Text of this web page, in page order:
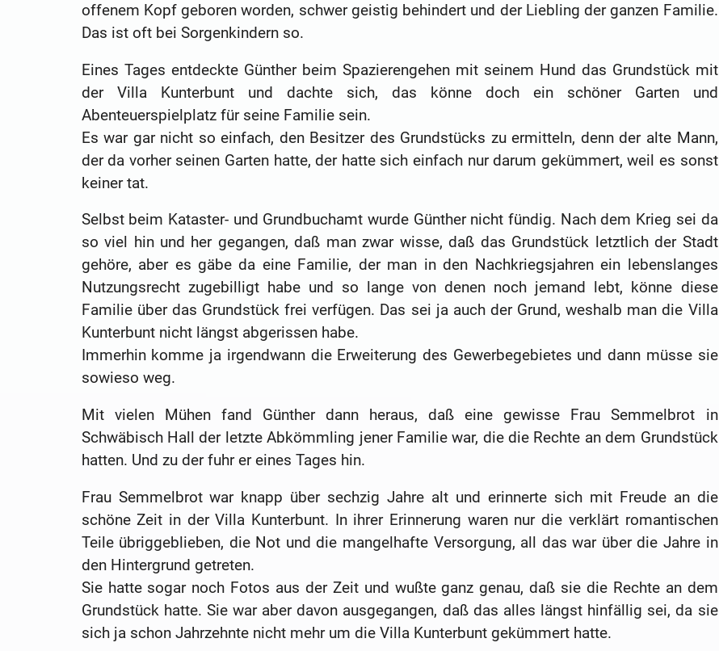
offenem Kopf geboren worden, schwer geistig behindert und der Liebling der ganzen Familie.
Das ist oft bei Sorgenkindern so.
Eines Tages entdeckte Günther beim Spazierengehen mit seinem Hund das Grundstück mit
der Villa Kunterbunt und dachte sich, das könne doch ein schöner Garten und
Abenteuerspielplatz für seine Familie sein.
Es war gar nicht so einfach, den Besitzer des Grundstücks zu ermitteln, denn der alte Mann,
der da vorher seinen Garten hatte, der hatte sich einfach nur darum gekümmert, weil es sonst
keiner tat.
Selbst beim Kataster- und Grundbuchamt wurde Günther nicht fündig. Nach dem Krieg sei da
so viel hin und her gegangen, daß man zwar wisse, daß das Grundstück letztlich der Stadt
gehöre, aber es gäbe da eine Familie, der man in den Nachkriegsjahren ein lebenslanges
Nutzungsrecht zugebilligt habe und so lange von denen noch jemand lebt, könne diese
Familie über das Grundstück frei verfügen. Das sei ja auch der Grund, weshalb man die Villa
Kunterbunt nicht längst abgerissen habe.
Immerhin komme ja irgendwann die Erweiterung des Gewerbegebietes und dann müsse sie
sowieso weg.
Mit vielen Mühen fand Günther dann heraus, daß eine gewisse Frau Semmelbrot in
Schwäbisch Hall der letzte Abkömmling jener Familie war, die die Rechte an dem Grundstück
hatten. Und zu der fuhr er eines Tages hin.
Frau Semmelbrot war knapp über sechzig Jahre alt und erinnerte sich mit Freude an die
schöne Zeit in der Villa Kunterbunt. In ihrer Erinnerung waren nur die verklärt romantischen
Teile übriggeblieben, die Not und die mangelhafte Versorgung, all das war über die Jahre in
den Hintergrund getreten.
Sie hatte sogar noch Fotos aus der Zeit und wußte ganz genau, daß sie die Rechte an dem
Grundstück hatte. Sie war aber davon ausgegangen, daß das alles längst hinfällig sei, da sie
sich ja schon Jahrzehnte nicht mehr um die Villa Kunterbunt gekümmert hatte.